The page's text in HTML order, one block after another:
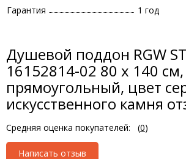
Гарантия
1 год
Душевой поддон RGW
16152814-02 80 x 140 см,
прямоугольный, цвет
искусственного камня
Средняя оценка покупателей: (0)
Написать отзыв